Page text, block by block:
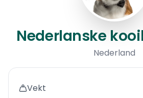
Nederlanske
Nederlanske
Nederland
Vekt